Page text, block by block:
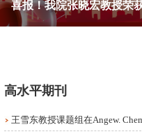
喜报！我院张晓宏教授荣
高水平期刊
王雪东教授课题组在Angew.